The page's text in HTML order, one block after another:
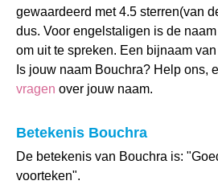
gewaardeerd met 4.5 sterren(van
dus. Voor engelstaligen is de
om uit te spreken. Een bijnaam
Is jouw naam Bouchra? Help ons,
vragen over jouw naam.
Betekenis Bouchra
De betekenis van Bouchra is:
voorteken".